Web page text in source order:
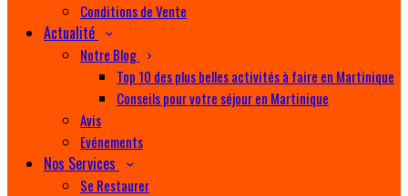
Conditions de Vente
Actualité
Notre Blog
Top 10 des plus belles activités à faire en Martinique
Conseils pour votre séjour en Martinique
Avis
Evénements
Nos Services
Se Restaurer